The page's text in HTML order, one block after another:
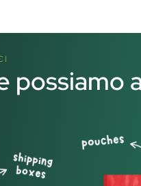
possiamo